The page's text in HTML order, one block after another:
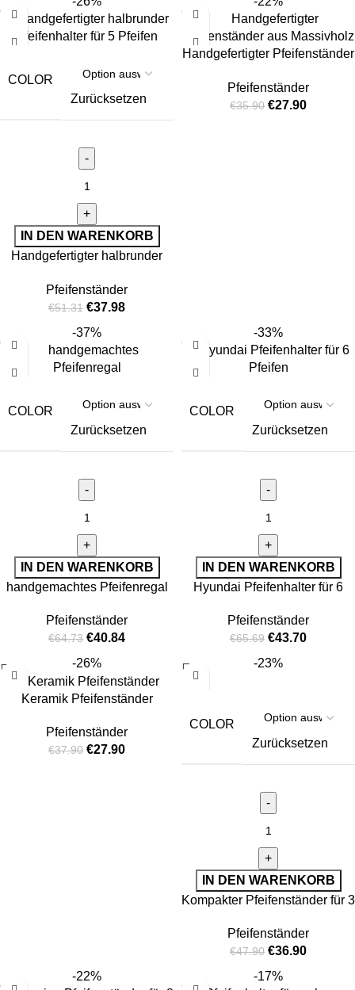
COLOR
Zurücksetzen
IN DEN WARENKORB
Handgefertigter halbrunder
Pfeifenständer
€51.31 €37.98
Handgefertigter Pfeifenständer
Pfeifenständer
€35.90 €27.90
-37%
COLOR
Zurücksetzen
IN DEN WARENKORB
handgemachtes Pfeifenregal
Pfeifenständer
€64.73 €40.84
-33%
COLOR
Zurücksetzen
IN DEN WARENKORB
Hyundai Pfeifenhalter für 6
Pfeifenständer
€65.69 €43.70
-26%
Keramik Pfeifenständer
Pfeifenständer
€37.90 €27.90
-23%
COLOR
Zurücksetzen
IN DEN WARENKORB
Kompakter Pfeifenständer für 3
Pfeifenständer
€47.90 €36.90
-22%
-17%